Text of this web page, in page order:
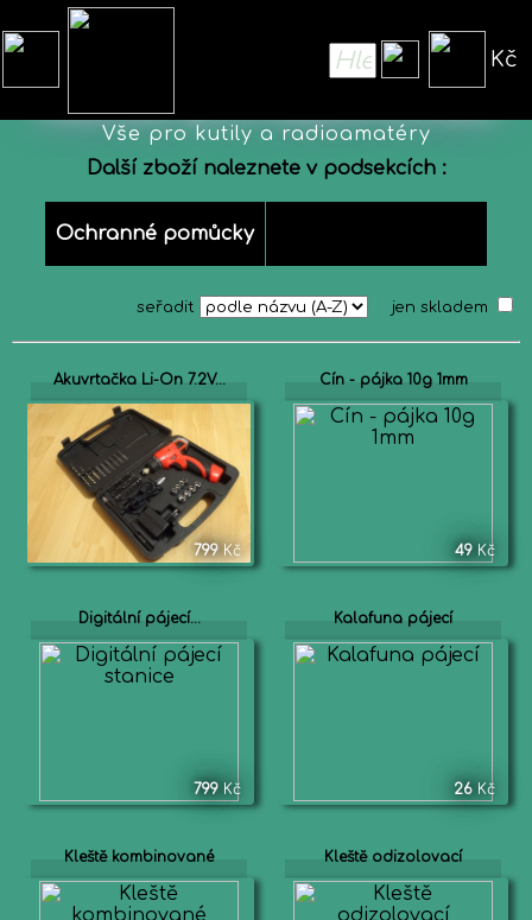
Kč
Nářadí pro elektroniku
Vše pro kutily a radioamatéry
Další zboží naleznete v podsekcích :
Ochranné pomůcky
seřadit jen skladem
Akuvrtačka Li-On 7.2V...
799 Kč
Cín - pájka 10g 1mm
49 Kč
Digitální pájecí...
799 Kč
Kalafuna pájecí
26 Kč
Kleště kombinované Kleště odizolovací